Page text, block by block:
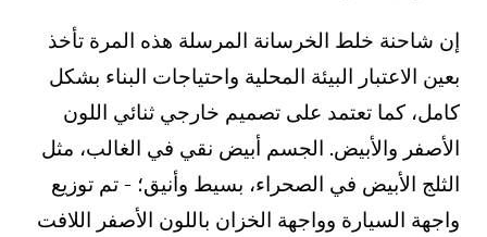
إن شاحنة خلط الخرسانة المرسلة هذه المرة تأخذ
بعين الاعتبار البيئة المحلية واحتياجات البناء بشكل
كامل، كما تعتمد على تصميم خارجي ثنائي اللون
الأصفر والأبيض. الجسم أبيض نقي في الغالب، مثل
الثلج الأبيض في الصحراء، بسيط وأنيق؛ - تم توزيع
واجهة السيارة وواجهة الخزان باللون الأصفر اللافت